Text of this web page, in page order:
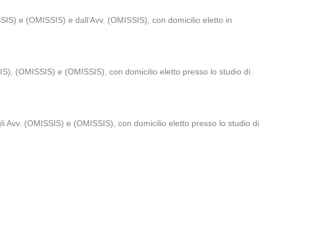
e (OMISSIS) e dall’Avv. (OMISSIS), con domicilio eletto in
(OMISSIS) e (OMISSIS), con domicilio eletto presso lo studio di
Avv. (OMISSIS) e (OMISSIS), con domicilio eletto presso lo studio di